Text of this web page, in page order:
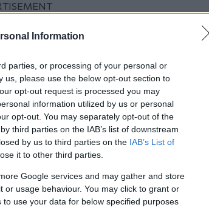
Information
parties, or processing of your personal or
please use the below opt-out section to
opt-out request is processed you may
information utilized by us or personal
opt-out. You may separately opt-out of the
third parties on the IAB’s list of downstream
by us to third parties on the IAB’s List of
it to other third parties.
Google services and may gather and store
usage behaviour. You may click to grant or
use your data for below specified purposes
3-1
25-22)